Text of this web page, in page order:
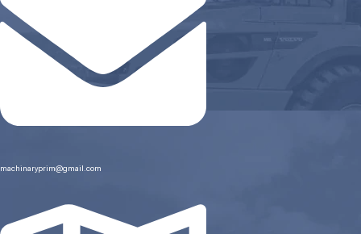
machinaryprim@gmail.com